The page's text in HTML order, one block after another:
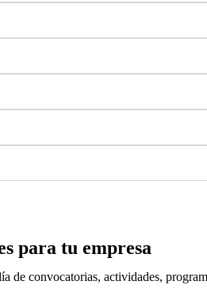
para tu empresa
de convocatorias, actividades,